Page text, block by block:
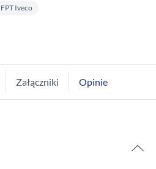
Iveco
Załączniki Opinie